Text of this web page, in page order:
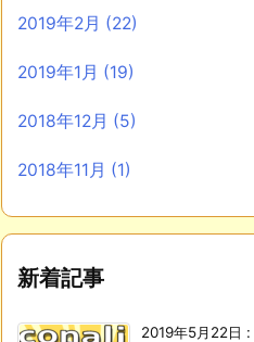
2019年2月 (22)
2019年1月 (19)
2018年12月 (5)
2018年11月 (1)
新着記事
2019年5月22日 :